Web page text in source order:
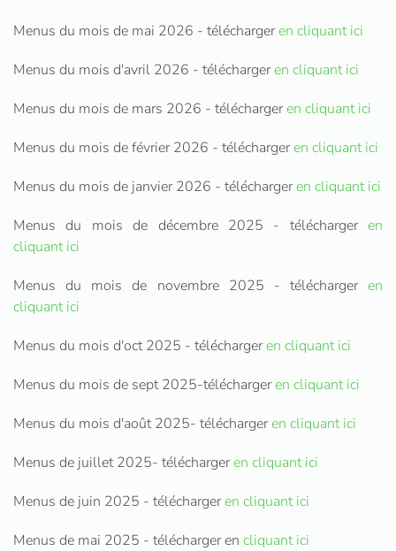
Menus du mois de mai 2026 - téléchargeren cliquant ici
Menus du mois d'avril 2026 - téléchargeren cliquant ici
Menus du mois de mars 2026 - téléchargeren cliquant ici
Menus du mois de février 2026 - téléchargeren cliquant ici
Menus du mois de janvier 2026 - téléchargeren cliquant ici
Menus du mois de décembre 2025 - télécharger en
cliquant ici
Menus du mois de novembre 2025 - télécharger en
cliquant ici
Menus du mois d'oct 2025 - téléchargeren cliquant ici
Menus du mois de sept 2025-téléchargeren cliquant ici
Menus du mois d'août 2025- téléchargeren cliquant ici
Menus de juillet 2025- téléchargeren cliquant ici
Menus de juin 2025 - téléchargeren cliquant ici
Menus de mai 2025 - télécharger en cliquant ici